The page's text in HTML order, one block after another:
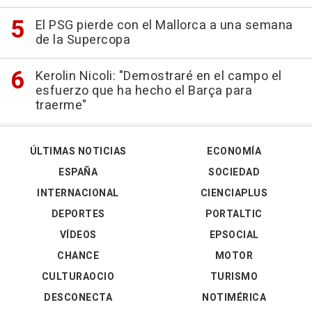
El PSG pierde con el Mallorca a una semana
de la Supercopa
Kerolin Nicoli: "Demostraré en el campo el
esfuerzo que ha hecho el Barça para
traerme"
ÚLTIMAS NOTICIAS
ESPAÑA
INTERNACIONAL
DEPORTES
VÍDEOS
ECONOMÍA
SOCIEDAD
CIENCIAPLUS
PORTALTIC
EPSOCIAL
CHANCE
CULTURAOCIO
DESCONECTA
MOTOR
TURISMO
NOTIMÉRICA